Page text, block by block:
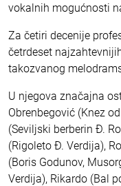
vokalnih mogućnosti
Za četiri decenije
četrdeset
takozvanog
U njegova značajna
Obrenbegović (Knez
(Seviljski berberin Đ.
(Rigoleto Đ. Verdija),
(Boris Godunov,
Verdija), Rikardo (Bal